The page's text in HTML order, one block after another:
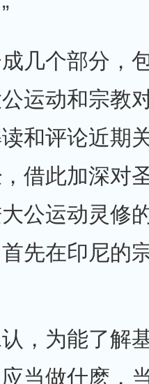
几个部分，
运动和宗教
和评论近期
借此加深对
公运动灵修
先在印尼的
，为能了解
当做什麽，